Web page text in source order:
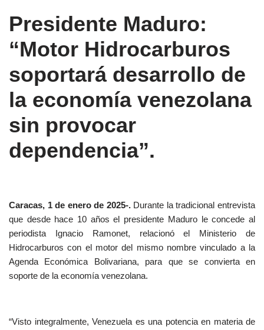
Presidente Maduro:
“Motor Hidrocarburos
soportará desarrollo de
la economía venezolana
sin provocar
dependencia”.
Caracas, 1 de enero de 2025-.Durante la tradicional entrevista
que desde hace 10 años el presidente Maduro le concede al
periodista Ignacio Ramonet, relacionó el Ministerio de
Hidrocarburos con el motor del mismo nombre vinculado a la
Agenda Económica Bolivariana, para que se convierta en
soporte de la economía venezolana.
“Visto integralmente, Venezuela es una potencia en materia de